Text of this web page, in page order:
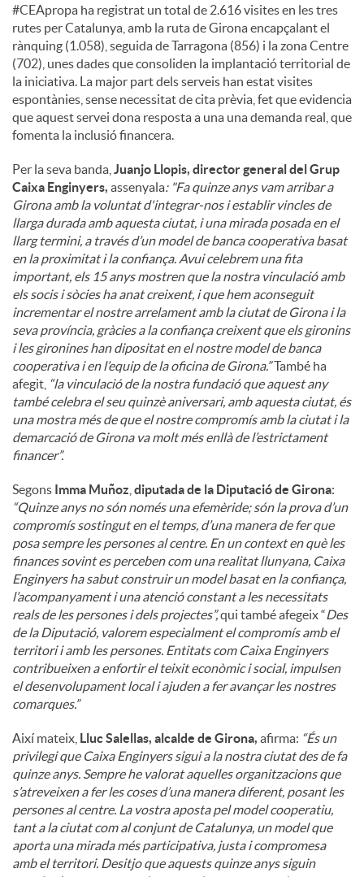
#CEApropa ha registrat un total de 2.616 visites en les tres
rutes per Catalunya, amb la ruta de Girona encapçalant el
rànquing (1.058), seguida de Tarragona (856) i la zona Centre
(702), unes dades que consoliden la implantació territorial de
la iniciativa. La major part dels serveis han estat visites
espontànies, sense necessitat de cita prèvia, fet que evidencia
que aquest servei dona resposta a una una demanda real, que
fomenta la inclusió financera.
Per la seva banda, Juanjo Llopis, director general del Grup
Caixa Enginyers, assenyala: "Fa quinze anys vam arribar a
Girona amb la voluntat d'integrar-nos i establir vincles de
llarga durada amb aquesta ciutat, i una mirada posada en el
llarg termini, a través d’un model de banca cooperativa basat
en la proximitat i la confiança. Avui celebrem una fita
important, els 15 anys mostren que la nostra vinculació amb
els socis i sòcies ha anat creixent, i que hem aconseguit
incrementar el nostre arrelament amb la ciutat de Girona i la
seva província, gràcies a la confiança creixent que els gironins
i les gironines han dipositat en el nostre model de banca
cooperativa i en l’equip de la oficina de Girona.”També ha
afegit, “la vinculació de la nostra fundació que aquest any
també celebra el seu quinzè aniversari, amb aquesta ciutat, és
una mostra més de que el nostre compromís amb la ciutat i la
demarcació de Girona va molt més enllà de l’estrictament
financer”.
Segons Imma Muñoz diputada de la Diputació de Girona:
“Quinze anys no són només una efemèride; són la prova d’un
compromís sostingut en el temps, d’una manera de fer que
posa sempre les persones al centre. En un context en què les
finances sovint es perceben com una realitat llunyana, Caixa
Enginyers ha sabut construir un model basat en la confiança,
l’acompanyament i una atenció constant a les necessitats
reals de les persones i dels projectes”,qui també afegeix “Des
de la Diputació, valorem especialment el compromís amb el
territori i amb les persones. Entitats com Caixa Enginyers
contribueixen a enfortir el teixit econòmic i social, impulsen
el desenvolupament local i ajuden a fer avançar les nostres
comarques.”
Així mateix, Lluc Salellas, alcalde de Girona, afirma: “És un
privilegi que Caixa Enginyers sigui a la nostra ciutat des de fa
quinze anys. Sempre he valorat aquelles organitzacions que
s’atreveixen a fer les coses d’una manera diferent, posant les
persones al centre. La vostra aposta pel model cooperatiu,
tant a la ciutat com al conjunt de Catalunya, un model que
aporta una mirada més participativa, justa i compromesa
amb el territori. Desitjo que aquests quinze anys siguin